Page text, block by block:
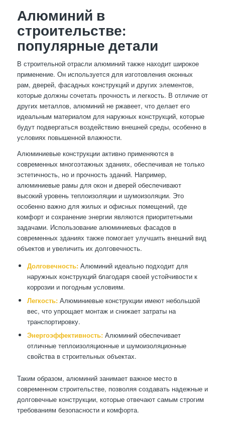
Алюминий в
строительстве:
популярные детали
В строительной отрасли алюминий также находит широкое
применение. Он используется для изготовления оконных
рам, дверей, фасадных конструкций и других элементов,
которые должны сочетать прочность и легкость. В отличие от
других металлов, алюминий не ржавеет, что делает его
идеальным материалом для наружных конструкций, которые
будут подвергаться воздействию внешней среды, особенно в
условиях повышенной влажности.
Алюминиевые конструкции активно применяются в
современных многоэтажных зданиях, обеспечивая не только
эстетичность, но и прочность зданий. Например,
алюминиевые рамы для окон и дверей обеспечивают
высокий уровень теплоизоляции и шумоизоляции. Это
особенно важно для жилых и офисных помещений, где
комфорт и сохранение энергии являются приоритетными
задачами. Использование алюминиевых фасадов в
современных зданиях также помогает улучшить внешний вид
объектов и увеличить их долговечность.
Долговечность:Алюминий идеально подходит для
наружных конструкций благодаря своей устойчивости к
коррозии и погодным условиям.
Легкость:Алюминиевые конструкции имеют небольшой
вес, что упрощает монтаж и снижает затраты на
транспортировку.
Энергоэффективность:Алюминий обеспечивает
отличные теплоизоляционные и шумоизоляционные
свойства в строительных объектах.
Таким образом, алюминий занимает важное место в
современном строительстве, позволяя создавать надежные и
долговечные конструкции, которые отвечают самым строгим
требованиям безопасности и комфорта.